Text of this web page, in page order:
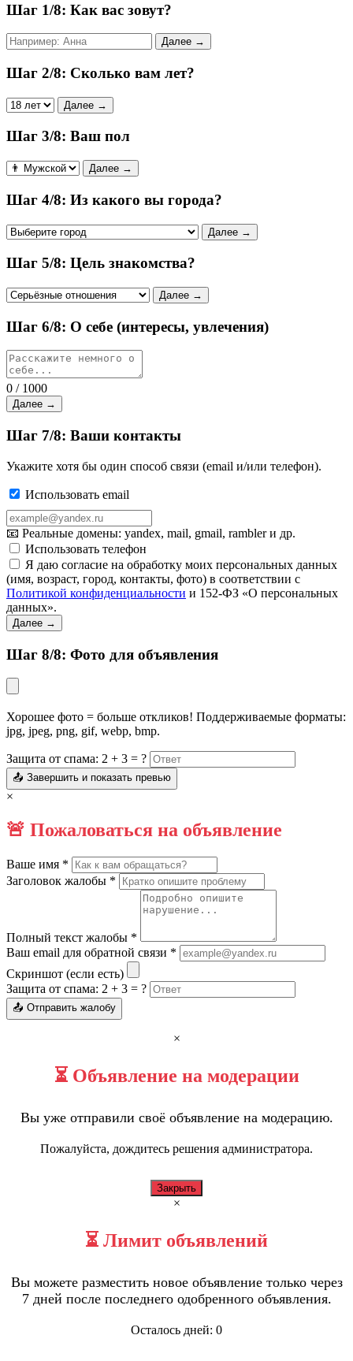
Шаг 1/8: Как вас зовут?
Далее →
Шаг 2/8: Сколько вам лет?
Далее →
Шаг 3/8: Ваш пол
Далее →
Шаг 4/8: Из какого вы города?
Далее →
Шаг 5/8: Цель знакомства?
Далее →
Шаг 6/8: О себе (интересы, увлечения)
0 / 1000
Далее →
Шаг 7/8: Ваши контакты
Укажите хотя бы один способ связи (email и/или телефон).
Использовать email
📧 Реальные домены: yandex, mail, gmail, rambler и др.
Использовать телефон
Я даю согласие на обработку моих персональных данных
(имя, возраст, город, контакты, фото) в соответствии с
Политикой конфиденциальности и 152-ФЗ «О персональных
данных».
Далее →
Шаг 8/8: Фото для объявления
Хорошее фото = больше откликов! Поддерживаемые форматы:
jpg, jpeg, png, gif, webp, bmp.
Защита от спама: 2 + 3 = ?
📤 Завершить и показать превью
×
🚨 Пожаловаться на объявление
Ваше имя *
Заголовок жалобы *
Полный текст жалобы *
Ваш email для обратной связи *
Скриншот (если есть)
Защита от спама: 2 + 3 = ?
📤 Отправить жалобу
×
⏳ Объявление на модерации
Вы уже отправили своё объявление на модерацию.
Пожалуйста, дождитесь решения администратора.
Закрыть
×
⏳ Лимит объявлений
Вы можете разместить новое объявление только через
7 дней после последнего одобренного объявления.
Осталось дней: 0